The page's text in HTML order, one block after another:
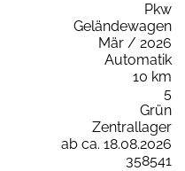
Pkw
Geländewagen
Mär / 2026
Automatik
10 km
5
Grün
Zentrallager
ab ca. 18.08.2026
358541